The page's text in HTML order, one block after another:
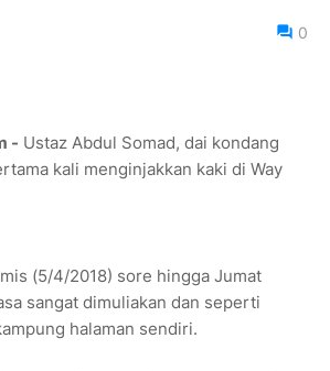
0
- Ustaz Abdul Somad, dai kondang
kali menginjakkan kaki di Way
(5/4/2018) sore hingga Jumat
sangat dimuliakan dan seperti
halaman sendiri.